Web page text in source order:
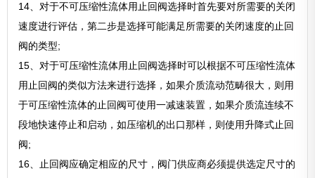
14、对于不可压缩性流体用止回阀选择时首先要对所需要的关闭
速度进行评估，第二步是选择可能满足所需要的关闭速度的止回
阀的类型;
15、对于可压缩性流体用止回阀选择时可以根据不可压缩性流体
用止回阀的类似方法来进行选择，如果介质流动范畴很大，则用
于可压缩性流体的止回阀可使用一减速装置，如果介质流连续不
段地快速停止和启动，如压缩机的出口那样，则使用升降式止回
阀;
16、止回阀应确定相应的尺寸，阀门供应商必须提供选定尺寸的